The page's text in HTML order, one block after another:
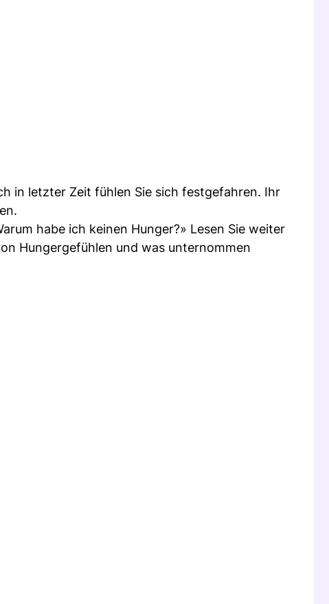
in letzter Zeit fühlen Sie sich festgefahren. Ihr
habe ich keinen Hunger?» Lesen Sie weiter
Hungergefühlen und was unternommen